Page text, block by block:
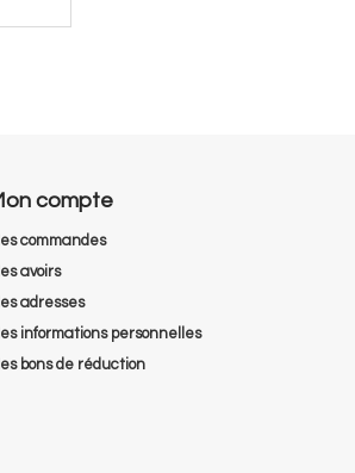
compte
commandes
avoirs
adresses
informations personnelles
bons de réduction